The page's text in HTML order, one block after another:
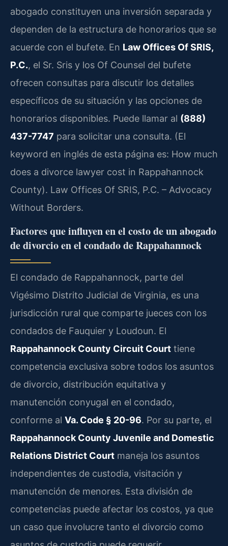
abogado constituyen una inversión separada y
dependen de la estructura de honorarios que se
acuerde con el bufete. En Law Offices Of SRIS,
P.C., el Sr. Sris y los Of Counsel del bufete
ofrecen consultas para discutir los detalles
específicos de su situación y las opciones de
honorarios disponibles. Puede llamar al (888)
437-7747 para solicitar una consulta. (El
keyword en inglés de esta página es: How much
does a divorce lawyer cost in Rappahannock
County). Law Offices Of SRIS, P.C. – Advocacy
Without Borders.
Factores que influyen en el costo de un abogado
de divorcio en el condado de Rappahannock
El condado de Rappahannock, parte del
Vigésimo Distrito Judicial de Virginia, es una
jurisdicción rural que comparte jueces con los
condados de Fauquier y Loudoun. El
Rappahannock County Circuit Court tiene
competencia exclusiva sobre todos los asuntos
de divorcio, distribución equitativa y
manutención conyugal en el condado,
conforme al Va. Code § 20-96. Por su parte, el
Rappahannock County Juvenile and Domestic
Relations District Court maneja los asuntos
independientes de custodia, visitación y
manutención de menores. Esta división de
competencias puede afectar los costos, ya que
un caso que involucre tanto el divorcio como